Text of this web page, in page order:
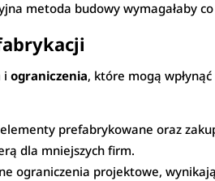
metoda budowy wymagałaby
iograniczenia, które mogą
prefabrykowane oraz
dla mniejszych firm.
ograniczenia projektowe,